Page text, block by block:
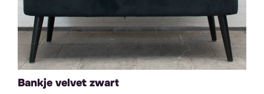
Bankje velvet zwart